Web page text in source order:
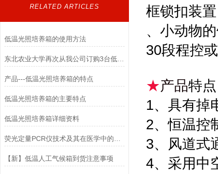
RELATED ARTICLES
低温光照培养箱的使用方法
东北农业大学再次从我公司订购3台低温光照培养箱
产品---低温光照培养箱的特点
低温光照培养箱的主要特点
低温光照培养箱详细资料
【新】低温人工气候箱到货注意事项
框锁扣装
、小动物
30段程控
★产品特
1、具有掉
2、恒温控
3、风道式
4、采用中